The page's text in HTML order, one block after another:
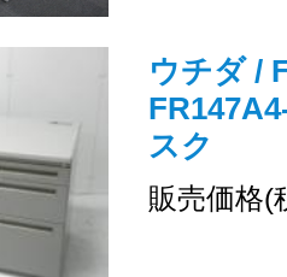
ウチダ /
スク
販売価格(